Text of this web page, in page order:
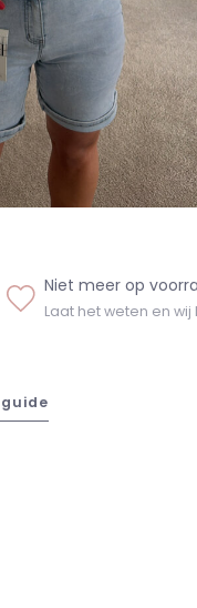
Niet meer op
Laat het weten en
guide